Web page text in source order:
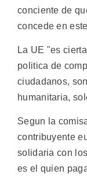
conciente de
concede en
La UE "es
politica de
ciudadanos,
humanitaria,
Segun la
contribuyente
solidaria con
es el quien